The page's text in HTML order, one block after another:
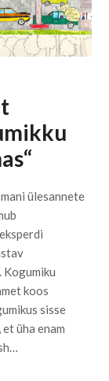
ülesannete
Kogumiku
koos
sisse
üha enam